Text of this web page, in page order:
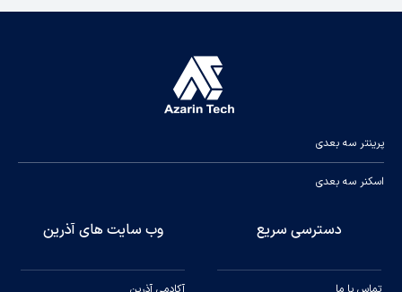
پرینتر سه بعدی
اسکنر سه بعدی
دسترسی سریع وب سایت های آذرین